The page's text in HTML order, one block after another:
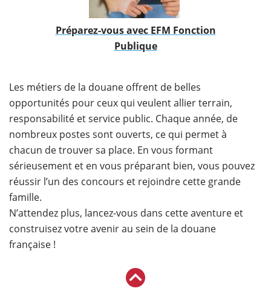
Préparez-vous avec EFM Fonction
Publique
Les métiers de la douane offrent de belles
opportunités pour ceux qui veulent allier terrain,
responsabilité et service public. Chaque année, de
nombreux postes sont ouverts, ce qui permet à
chacun de trouver sa place. En vous formant
sérieusement et en vous préparant bien, vous pouvez
réussir l’un des concours et rejoindre cette grande
famille.
N’attendez plus, lancez-vous dans cette aventure et
construisez votre avenir au sein de la douane
française !